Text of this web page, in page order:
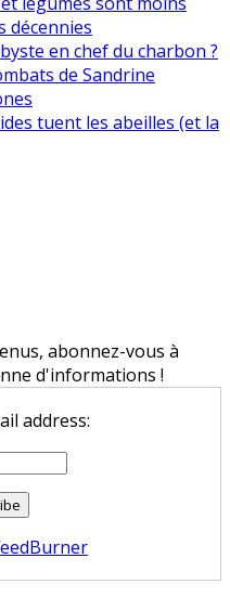
décennies
en chef du charbon ?
de Sandrine
tuent les abeilles (et la
abonnez-vous à
d'informations !
address: